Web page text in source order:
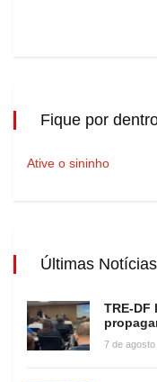
Fique por
Ative o sininho
Últimas
TRE-DF
7 de